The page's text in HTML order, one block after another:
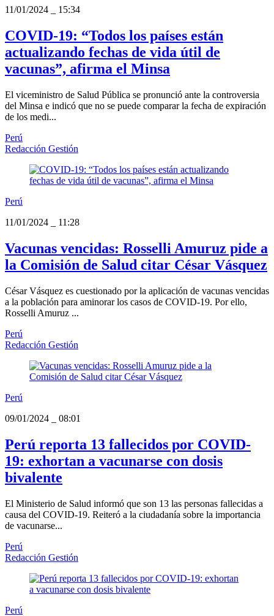
11/01/2024 15:34
COVID-19: “Todos los países están
actualizando fechas de vida útil de
vacunas”, afirma el Minsa
El viceministro de Salud Pública se pronunció ante la controversia
del Minsa e indicó que no se puede comparar la fecha de expiración
de los medi...
Perú
Redacción Gestión
Perú
11/01/2024
11:28
Vacunas vencidas: Rosselli Amuruz pide a
la Comisión de Salud citar César Vásquez
César Vásquez es cuestionado por la aplicación de vacunas vencidas
a la población para aminorar los casos de COVID-19. Por ello,
Rosselli Amuruz ...
Perú
Redacción Gestión
Perú
09/01/2024
08:01
Perú reporta 13 fallecidos por COVID-
19: exhortan a vacunarse con dosis
bivalente
El Ministerio de Salud informó que son 13 las personas fallecidas a
causa del COVID-19. Reiteró a la ciudadanía sobre la importancia
de vacunarse...
Perú
Redacción Gestión
Perú